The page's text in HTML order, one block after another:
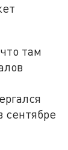
там
сентябре